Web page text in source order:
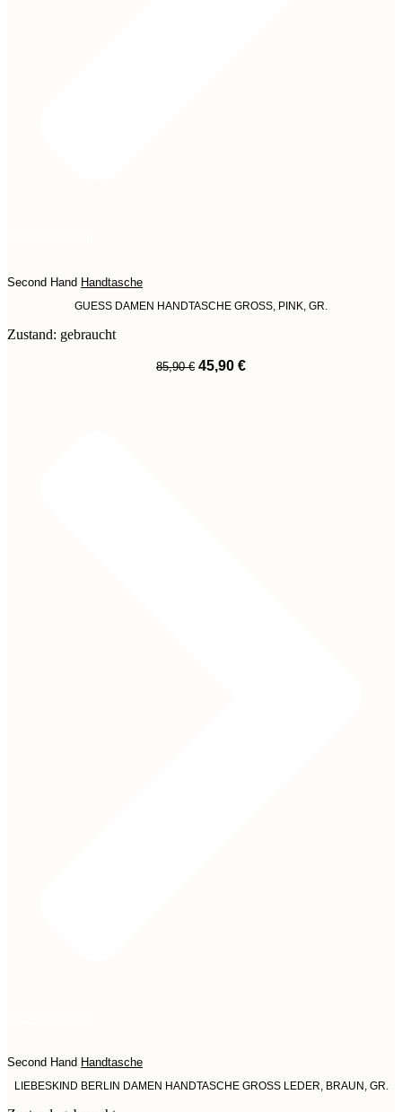
Second Hand Handtasche
GUESS DAMEN HANDTASCHE GROSS, PINK, GR.
Zustand: gebraucht
85,90€ Ursprünglicher
Preis
45,90 €Aktueller
Second Hand Handtasche
LIEBESKIND BERLIN DAMEN HANDTASCHE GROSS LEDER, BRAUN, GR.